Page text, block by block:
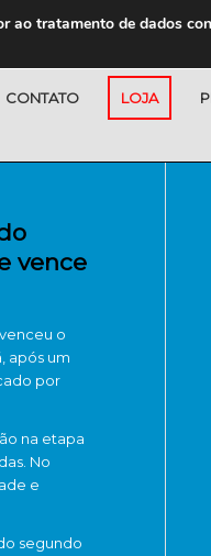
CONTATO LOJA
vence
o
após um
por
na etapa
No
e
segundo
ao tratamento de dados